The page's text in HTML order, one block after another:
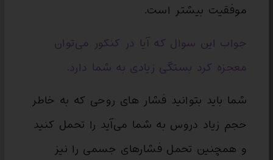
موفقیت بیشتر است.
جواب این سوال که آیا در کنکور می‌توان
معجزه کرد بستگی زیادی به شما دارد.
شما باید بتوانید فشار های روحی که به خاطر
حجم زیاد دروس به شما می‌آید را تحمل کنید
و همچنین تحمل فشارهای جسمی را نیز